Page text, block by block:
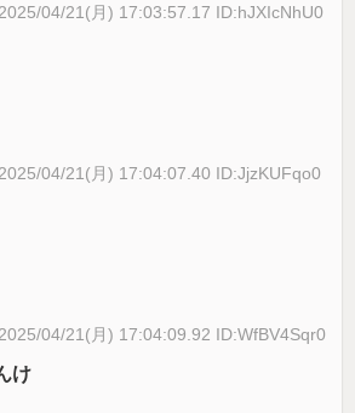
2025/04/21(月) 17:03:57.17 ID:hJXIcNhU0
2025/04/21(月) 17:04:07.40 ID:JjzKUFqo0
2025/04/21(月) 17:04:09.92 ID:WfBV4Sqr0
け